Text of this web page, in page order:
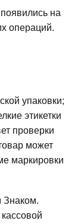
на
операций.
упаковки;
этикетки
проверки
может
маркировки
Знаком.